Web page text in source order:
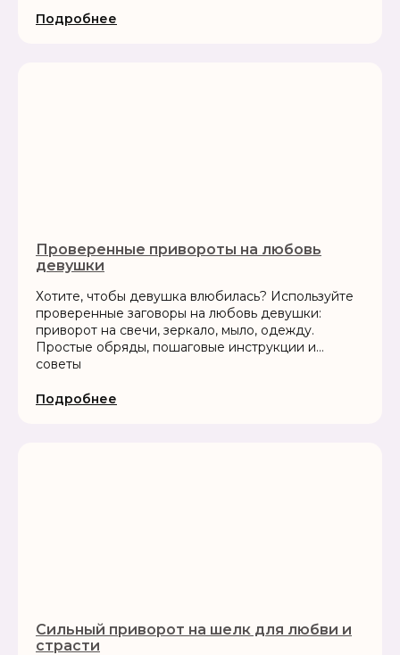
Подробнее
Проверенные привороты на любовь
девушки
Хотите, чтобы девушка влюбилась? Используйте
проверенные заговоры на любовь девушки:
приворот на свечи, зеркало, мыло, одежду.
Простые обряды, пошаговые инструкции и
советы
Подробнее
Сильный приворот на шелк для любви и
страсти